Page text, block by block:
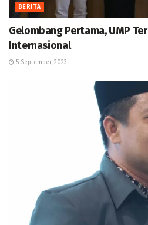
BERITA
Gelombang Pertama, UMP
Internasional
5 September, 2023